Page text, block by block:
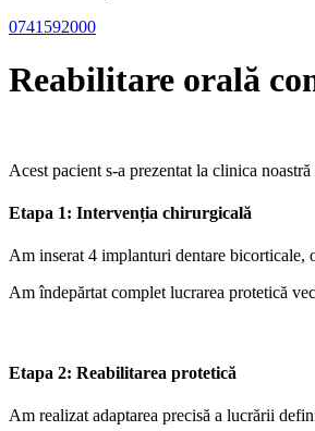
0741592000
Reabilitare orală
Acest pacient s-a prezentat la clinica
Etapa 1: Intervenția chirurgicală
Am inserat 4 implanturi dentare bicorticale,
Am îndepărtat complet lucrarea protetică
Etapa 2: Reabilitarea protetică
Am realizat adaptarea precisă a lucrării